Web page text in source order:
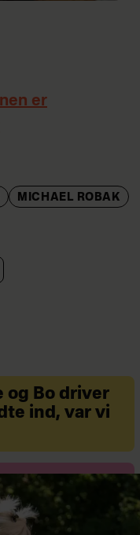
er
MICHAEL ROBAK
og Bo driver
ind, var vi